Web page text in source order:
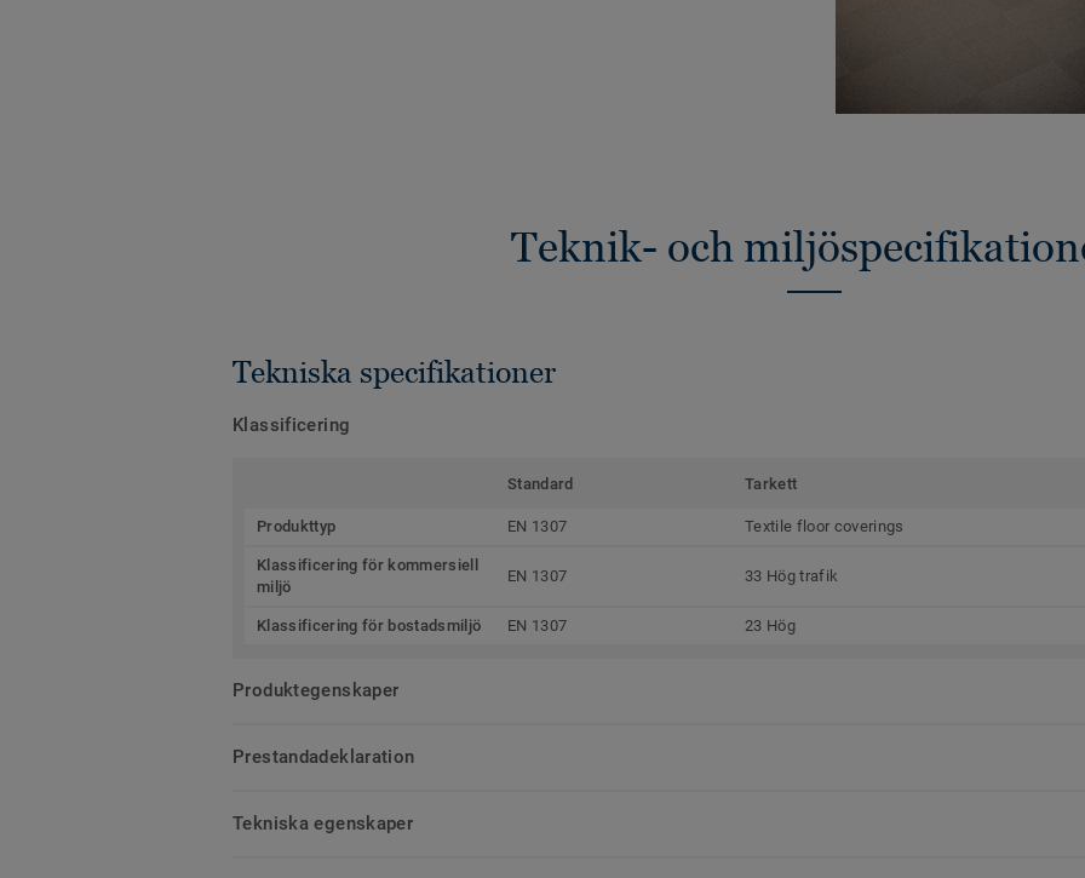
Teknik- och
Tekniska specifikationer
Klassificering
Standard Tarkett
Produkttyp EN 1307 Textile floor coverings
Klassificering för kommersiell
miljö
EN 1307 33 Hög trafik
Klassificering för bostadsmiljö EN 1307 23 Hög
Produktegenskaper
Prestandadeklaration
Tekniska egenskaper